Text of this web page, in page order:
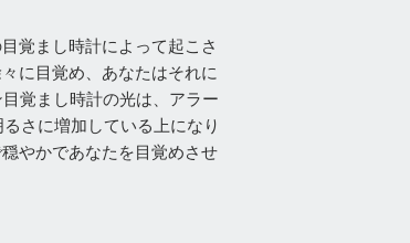
覚まし時計によって起こさ
に目覚め、あなたはそれに
覚まし時計の光は、アラー
さに増加している上になり
やかであなたを目覚めさせ